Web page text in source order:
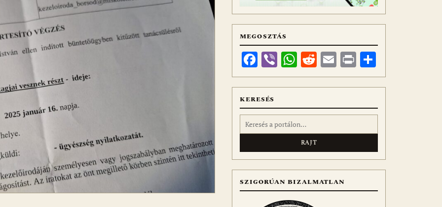
MEGOSZTÁS
Facebook
ViberWhatsApp
Reddit
Email
Print
meg
KERESÉS
Keresés:
SZIGORÚAN BIZALMATLAN